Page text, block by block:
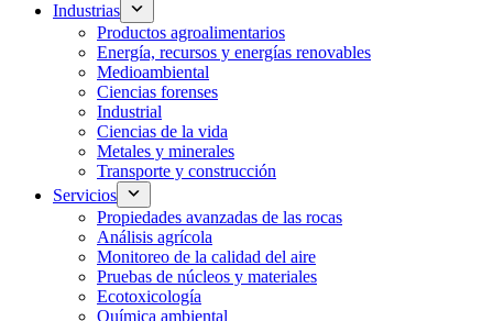
Industrias
Productos agroalimentarios
Energía, recursos y energías renovables
Medioambiental
Ciencias forenses
Industrial
Ciencias de la vida
Metales y minerales
Transporte y construcción
Servicios
Propiedades avanzadas de las rocas
Análisis agrícola
Monitoreo de la calidad del aire
Pruebas de núcleos y materiales
Ecotoxicología
Química ambiental